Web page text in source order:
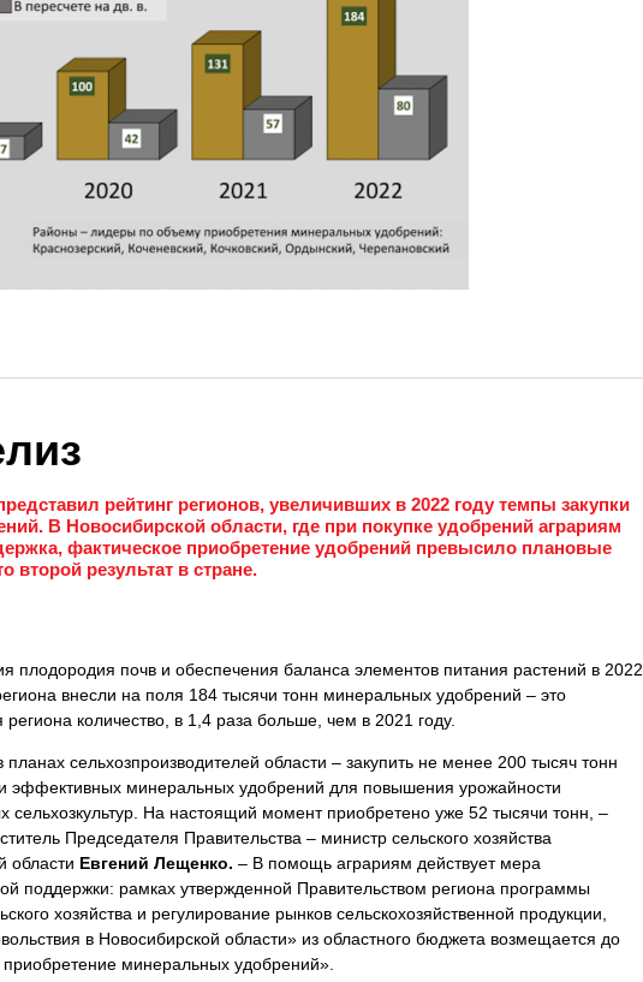
рейтинг регионов, увеличивших в 2022 году темпы закупки
В Новосибирской области, где при покупке удобрений аграриям
фактическое приобретение удобрений превысило плановые
второй результат в стране.
плодородия почв и обеспечения баланса элементов питания растений в 2022
внесли на поля 184 тысячи тонн минеральных удобрений – это
региона количество, в 1,4 раза больше, чем в 2021 году.
сельхозпроизводителей области – закупить не менее 200 тысяч тонн
эффективных минеральных удобрений для повышения урожайности
сельхозкультур. На настоящий момент приобретено уже 52 тысячи тонн, –
Председателя Правительства – министр сельского хозяйства
области Евгений Лещенко. – В помощь аграриям действует мера
поддержки: рамках утвержденной Правительством региона программы
хозяйства и регулирование рынков сельскохозяйственной продукции,
в Новосибирской области» из областного бюджета возмещается до
приобретение минеральных удобрений».